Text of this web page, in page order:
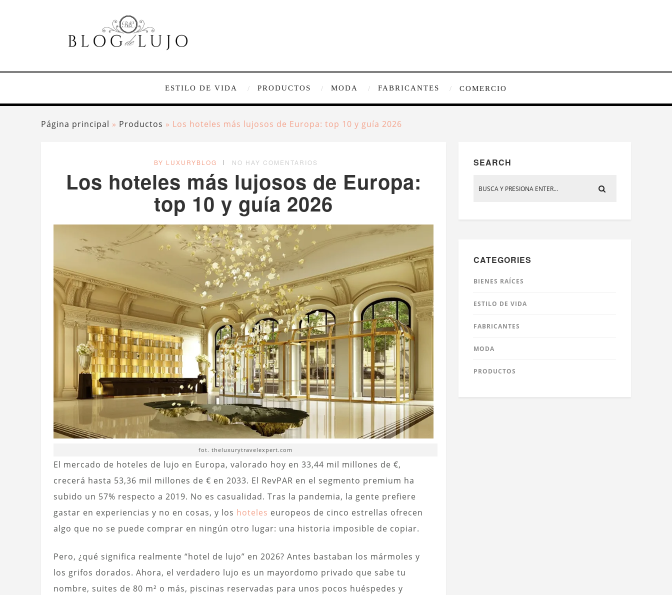
ESTILO DE VIDA PRODUCTOS MODA FABRICANTES COMERCIO
Página principal » Productos » Los hoteles más lujosos de Europa: top 10 y guía 2026
BY LUXURYBLOG NO HAY COMENTARIOS
Los hoteles más lujosos de Europa:
top 10 y guía 2026
fot. theluxurytravelexpert.com
El mercado de hoteles de lujo en Europa, valorado hoy en 33,44 mil millones de €,
crecerá hasta 53,36 mil millones de € en 2033. El RevPAR en el segmento premium ha
subido un 57% respecto a 2019. No es casualidad. Tras la pandemia, la gente prefiere
gastar en experiencias y no en cosas, y los hoteles europeos de cinco estrellas ofrecen
algo que no se puede comprar en ningún otro lugar: una historia imposible de copiar.
Pero, ¿qué significa realmente “hotel de lujo” en 2026? Antes bastaban los mármoles y
los grifos dorados. Ahora, el verdadero lujo es un mayordomo privado que sabe tu
nombre, suites de 80 m² o más, piscinas reservadas para unos pocos huéspedes y
SEARCH
CATEGORIES
BIENES RAÍCES
ESTILO DE VIDA
FABRICANTES
MODA
PRODUCTOS